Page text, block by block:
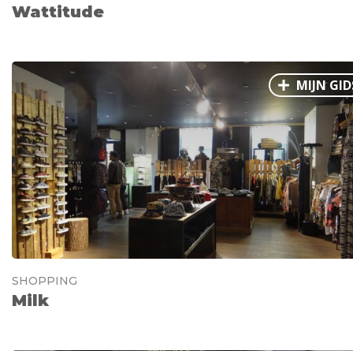
Wattitude
MIJN
SHOPPING
Milk